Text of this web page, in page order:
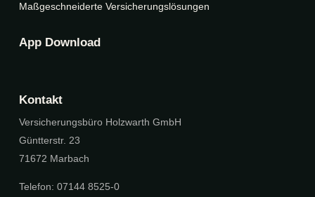
Maßgeschneiderte Versicherungslösungen
App Download
Kontakt
Versicherungsbüro Holzwarth GmbH
Güntterstr. 23
71672 Marbach
Telefon: 07144 8525-0